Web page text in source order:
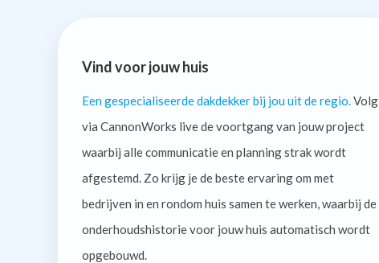
Vind voor jouw huis
Een gespecialiseerde dakdekker bij jou uit de regio. Volg
via CannonWorks live de voortgang van jouw project
waarbij alle communicatie en planning strak wordt
afgestemd. Zo krijg je de beste ervaring om met
bedrijven in en rondom huis samen te werken, waarbij de
onderhoudshistorie voor jouw huis automatisch wordt
opgebouwd.